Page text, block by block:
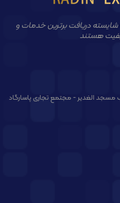
شایسته دریافت برترین خدمات و
هستند
مسجد الغدیر - مجتمع تجاری پاسارگاد